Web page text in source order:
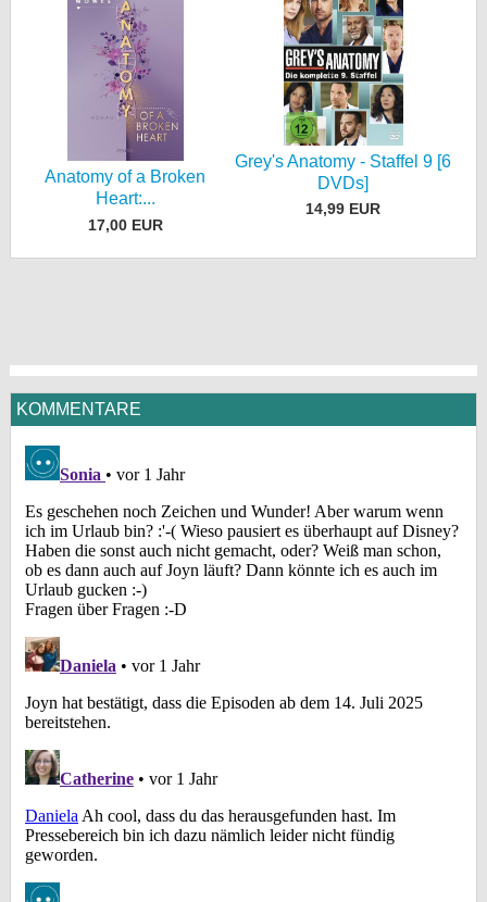
Anatomy of a Broken
Heart:...
17,00 EUR
Grey's Anatomy - Staffel 9 [6
DVDs]
14,99 EUR
KOMMENTARE